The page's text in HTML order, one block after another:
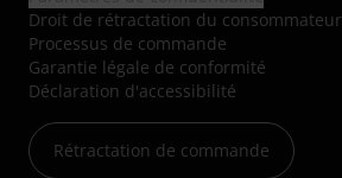
Droit de rétractation du consommateur
Processus de commande
Garantie légale de conformité
Déclaration d'accessibilité
Rétractation de commande